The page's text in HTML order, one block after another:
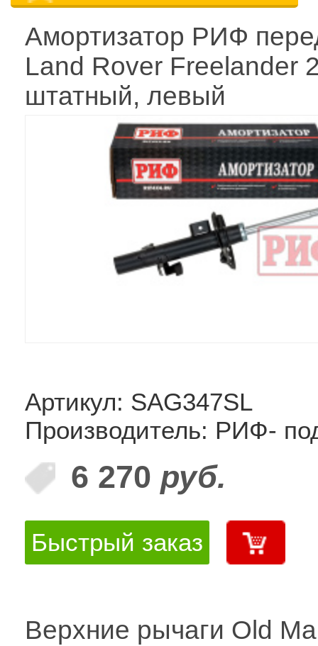
Амортизатор РИФ
Land Rover Freelander
штатный, левый
Артикул: SAG347SL
Производитель: РИФ-
6 270 руб.
Быстрый заказ
Верхние рычаги Old